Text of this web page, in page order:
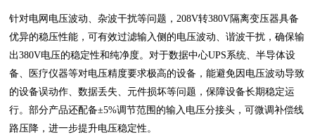
针对电网电压波动、杂波干扰等问题，208V转380V隔离变压器具备
优异的稳压性能，可有效过滤输入侧的电压波动、谐波干扰，确保输
出380V电压的稳定性和纯净度。对于数据中心UPS系统、半导体设
备、医疗仪器等对电压精度要求极高的设备，能避免因电压波动导致
的设备误动作、数据丢失、元件损坏等问题，保障设备长期稳定运
行。部分产品还配备±5%调节范围的输入电压分接头，可微调补偿线
路压降，进一步提升电压稳定性。